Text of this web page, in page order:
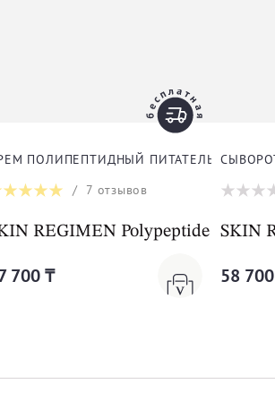
GIFT KIT
ПОЛИПЕПТИДНЫЙ ПИТАТЕЛЬНЫЙ
/ 7 отзывов
REGIMEN Polypeptide Rich
700 ₸
SKIN
58